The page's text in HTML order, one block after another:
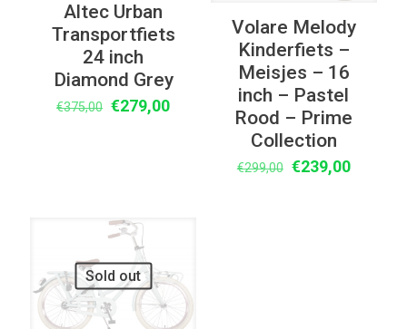
Altec Urban
Transportfiets
24 inch
Diamond Grey
€375,00 Oorspronkelijke
€279,00Huidige
Volare Melody
Kinderfiets –
Meisjes – 16
inch – Pastel
Rood – Prime
Collection
€299,00 Oorspronkelijke
€239,00Huidige
Sold out